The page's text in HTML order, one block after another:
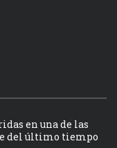
en una de las
del último tiempo